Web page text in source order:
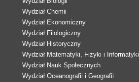
Wydział Chemii
Wydział Ekonomiczny
Wydział Filologiczny
Wydział Historyczny
Wydział Matematyki, Fizyki i Informatyki
Wydział Nauk Społecznych
Wydział Oceanografii i Geografii